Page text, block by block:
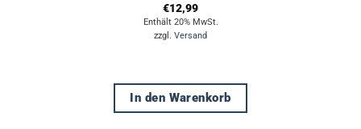
€12,99
Enthält 20% MwSt.
zzgl. Versand
In den Warenkorb